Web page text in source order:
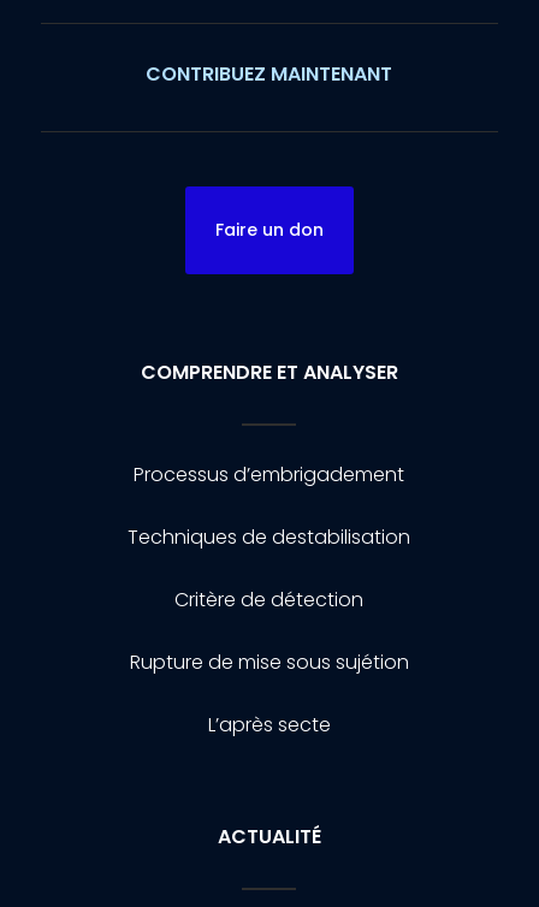
CONTRIBUEZ MAINTENANT
Faire un don
COMPRENDRE ET ANALYSER
Processus d’embrigadement
Techniques de destabilisation
Critère de détection
Rupture de mise sous sujétion
L’après secte
ACTUALITÉ